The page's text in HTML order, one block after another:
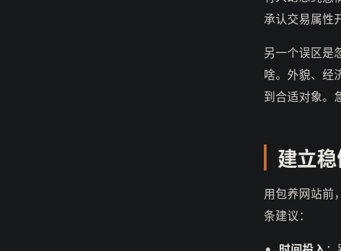
承认交易属性
另一个误区是
啥。外貌、经
到合适对象。
建立
用包养网站前
条建议：